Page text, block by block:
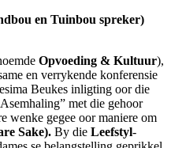
en Tuinbou spreker)
Opvoeding & Kultuur),
en verrykende konferensie
Beukes inligting oor die
met die gehoor
wenke gegee oor maniere om
Sake). By die Leefstyl-